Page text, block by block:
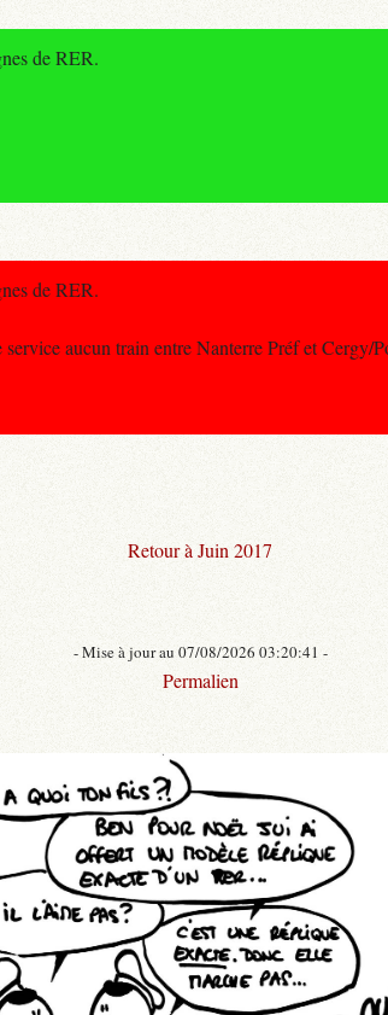
de RER.
de RER.
aucun train entre Nanterre Préf et Cergy/
Retour à Juin 2017
- Mise à jour au 07/08/2026 03:20:41 -
Permalien